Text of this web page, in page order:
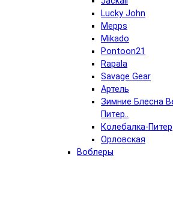
Lucky John
Mepps
Mikado
Pontoon21
Rapala
Savage Gear
Артель
Зимние Блесна
Питер..
Колебалка-Питер
Орловская
Воблеры